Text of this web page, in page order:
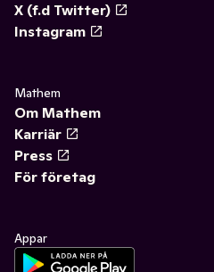
X (f.d Twitter)
Instagram
Mathem
Om Mathem
Karriär
Press
För företag
Appar